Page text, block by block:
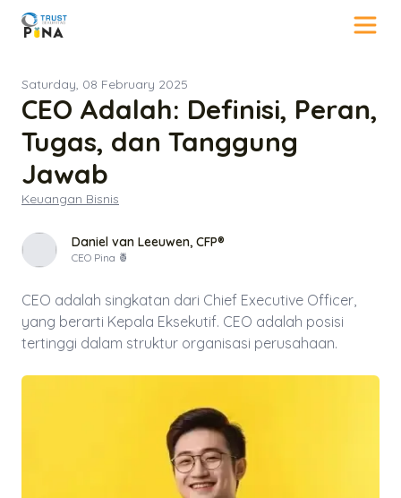
Saturday, 08 February 2025
CEO Adalah: Definisi, Peran,
Tugas, dan Tanggung
Jawab
Keuangan Bisnis
Daniel van Leeuwen, CFP®
CEO Pina 🍍
CEO adalah singkatan dari Chief Executive Officer,
yang berarti Kepala Eksekutif. CEO adalah posisi
tertinggi dalam struktur organisasi perusahaan.